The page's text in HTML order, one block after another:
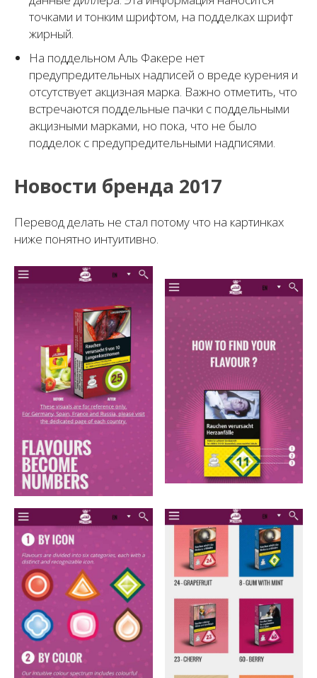
точками и тонким шрифтом, на подделках шрифт
жирный.
На поддельном Аль Факере нет
предупредительных надписей о вреде курения и
отсутствует акцизная марка. Важно отметить, что
встречаются поддельные пачки с поддельными
акцизными марками, но пока, что не было
подделок с предупредительными надписями.
Новости бренда 2017
Перевод делать не стал потому что на картинках
ниже понятно интуитивно.